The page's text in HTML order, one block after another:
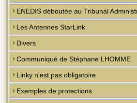
ENEDIS déboutée au Tribunal
Les Antennes StarLink
Divers
Communiqué de Stéphane LHOMME
Linky n'est pas obligatoire
Exemples de protections